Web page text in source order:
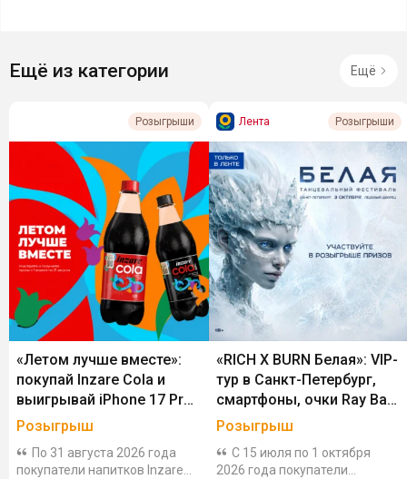
Ещё из категории Ещё
Розыгрыши
«Летом лучше вместе»:
покупай Inzare Cola и
выигрывай iPhone 17 Pro
Max, MacBook Pro,
гаджеты
Розыгрыш
По 31 августа 2026 года
покупатели напитков Inzare
Лента Розыгрыши
«RICH X BURN Белая»: VIP-
тур в Санкт-Петербург,
смартфоны, очки Ray Ban,
колонки JBL и
Розыгрыш
С 15 июля по 1 октября
2026 года покупатели